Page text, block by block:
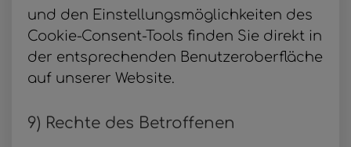
und den Einstellungsmöglichkeiten des
Cookie-Consent-Tools finden Sie direkt in
der entsprechenden Benutzeroberfläche
auf unserer Website.
9) Rechte des Betroffenen